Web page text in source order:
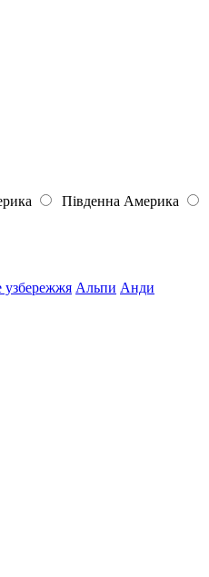
Південна Америка
узбережжя Альпи Анди